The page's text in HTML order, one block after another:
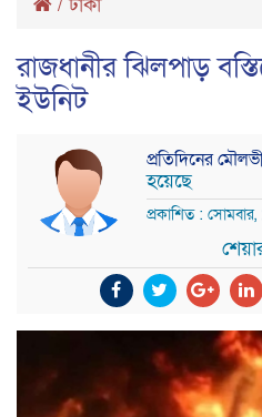
রাজধানীর ঝিলপাড়
ইউনিট
প্রতিদিনের
হয়েছে
প্রকাশিত : সোমবার,